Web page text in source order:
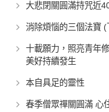
大悲閉關圓滿持咒近
消除煩惱的三個法寶 (
十載願力，照亮青年
美好持續發生
本自具足的靈性
春季僧眾禪關圓滿 心